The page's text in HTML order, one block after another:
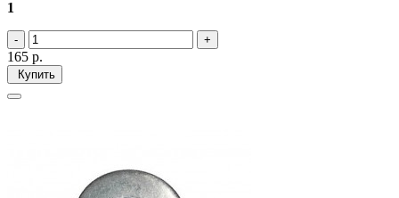
1
165 р.
Купить